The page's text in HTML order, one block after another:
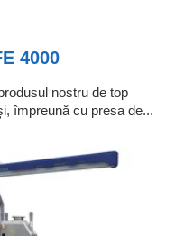
4000
nostru de top
împreună cu presa de...